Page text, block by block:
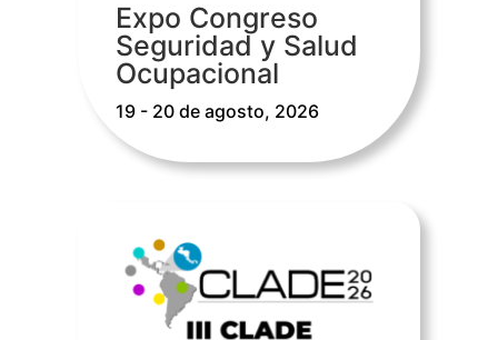
Expo Congreso
Seguridad y Salud
Ocupacional
19 - 20 de agosto, 2026